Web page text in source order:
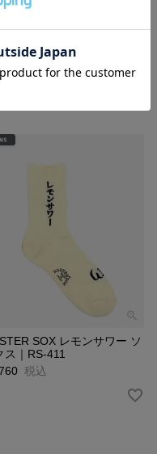
ス｜RS-412
SOX レモンサワー ソ
ス｜RS-411
税込